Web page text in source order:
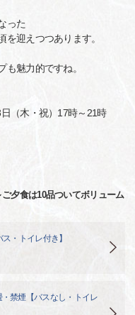
った
迎えつつあります。
魅力的ですね。
（木・祝）17時～21時
夕食は10品ついてボリューム
・トイレ付き】
・禁煙【バスなし・トイレ